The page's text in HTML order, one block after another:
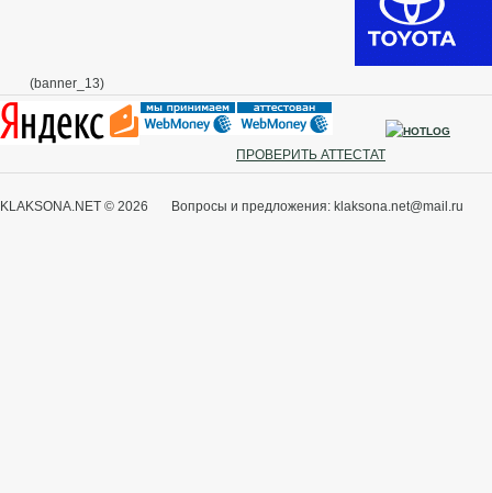
(banner_13)
ПРОВЕРИТЬ АТТЕСТАТ
KLAKSONA.NET © 2026 Вопросы и предложения: klaksona.net@mail.ru